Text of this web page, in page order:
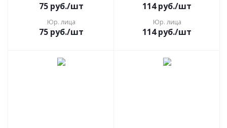
75руб./шт
Юр. лица
75руб./шт
114руб./шт
Юр. лица
114руб./шт